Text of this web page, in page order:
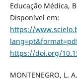
Educação Médica,
Disponível em:
https://
https://doi.org/
MONTENEGRO, L.